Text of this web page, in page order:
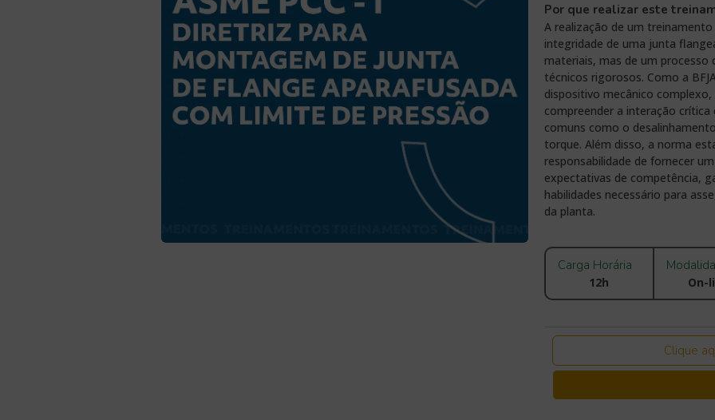
Por que realizar este
A realização de um treinamento
integridade de uma junta
materiais, mas de um
técnicos rigorosos. Como a
dispositivo mecânico
compreender a interação
comuns como o
torque. Além disso, a norma
responsabilidade de fornecer
expectativas de competência,
habilidades necessário para
da planta.
Carga Horária
12h On-
Clique